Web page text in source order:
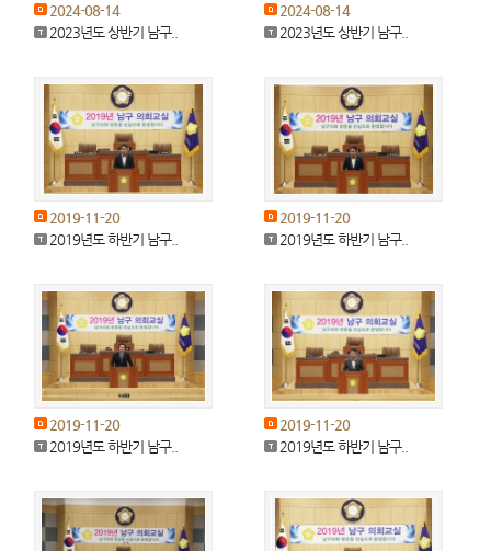
2024-08-14
2023년도 상반기 남구..
2024-08-14
2023년도 상반기 남구..
2019-11-20
2019년도 하반기 남구..
2019-11-20
2019년도 하반기 남구..
2019-11-20
2019년도 하반기 남구..
2019-11-20
2019년도 하반기 남구..